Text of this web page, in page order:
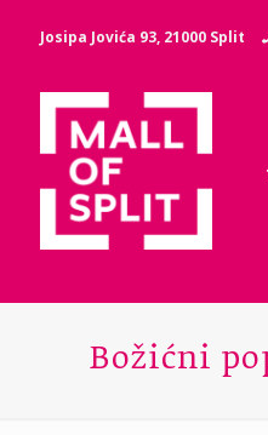
Josipa Jovića 93, 21000 Split
Božićni